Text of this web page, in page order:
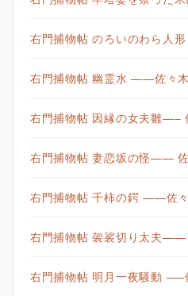
右門捕物帖 のろいのわら人
右門捕物帖 幽霊水 ——佐々
右門捕物帖 因縁の女夫雛—–
右門捕物帖 妻恋坂の怪——
右門捕物帖 千柿の鍔 ——佐
右門捕物帖 袈裟切り太夫——
右門捕物帖 明月一夜騒動 —–